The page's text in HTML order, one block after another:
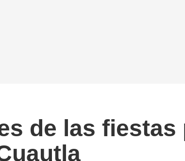
de las fiestas